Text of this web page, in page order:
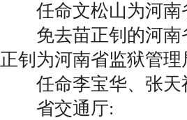
任命文松山为河南
免去苗正钊的河南
正钊为河南省监狱管
任命李宝华、张天
省交通厅: